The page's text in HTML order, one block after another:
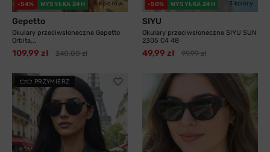
-54% WYSYŁKA 24H 6 kolorów
Gepetto
Okulary przeciwsłoneczne Gepetto
Orbita...
109,99 zł 240,00 zł
-50% WYSYŁKA 24H 3 kolory
SIYU
Okulary przeciwsłoneczne SIYU SUN
2305 C4 48
49,99 zł 99,99 zł
PRZYMIERZ